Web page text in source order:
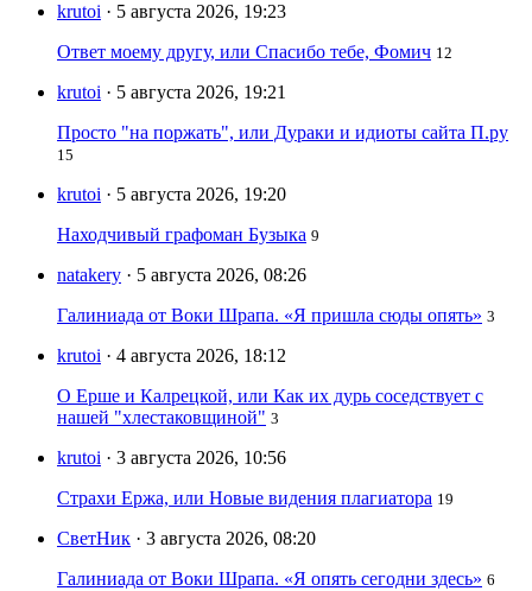
krutoi · 5 августа 2026, 19:23
Ответ моему другу, или Спасибо тебе, Фомич 12
krutoi · 5 августа 2026, 19:21
Просто "на поржать", или Дураки и идиоты сайта П.ру
15
krutoi · 5 августа 2026, 19:20
Находчивый графоман Бузыка 9
natakery · 5 августа 2026, 08:26
Галиниада от Воки Шрапа. «Я пришла сюды опять» 3
krutoi · 4 августа 2026, 18:12
О Ерше и Калрецкой, или Как их дурь соседствует с
нашей "хлестаковщиной" 3
krutoi · 3 августа 2026, 10:56
Страхи Ержа, или Новые видения плагиатора 19
СветНик · 3 августа 2026, 08:20
Галиниада от Воки Шрапа. «Я опять сегодни здесь» 6